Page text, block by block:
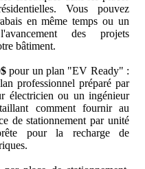
Vous pouvez
en même temps ou un
des projets
bâtiment.
pour un plan "EV Ready" :
professionnel préparé par
électricien ou un ingénieur
comment fournir au
de stationnement par unité
pour la recharge de